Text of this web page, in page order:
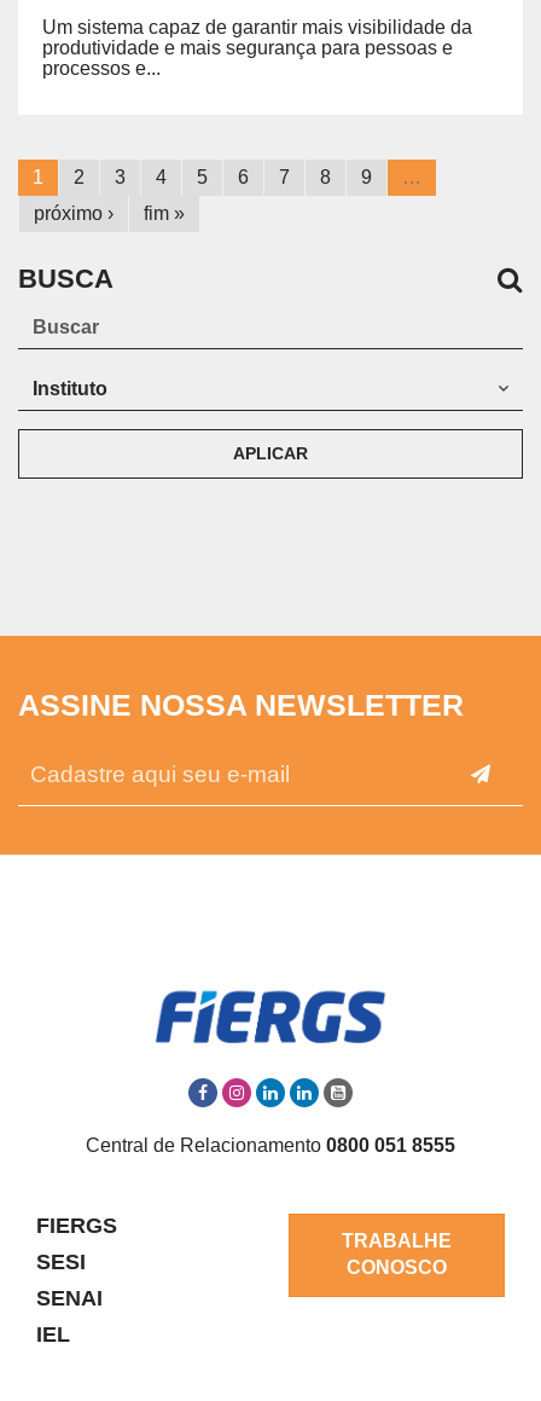
Um sistema capaz de garantir mais visibilidade da
produtividade e mais segurança para pessoas e
processos e...
1 2 3 4 5 6 7 8 9
…
próximo ›
fim »
BUSCA
APLICAR
ASSINE NOSSA NEWSLETTER
Central de Relacionamento 0800 051 8555
FIERGS
SESI
SENAI
IEL
TRABALHE
CONOSCO